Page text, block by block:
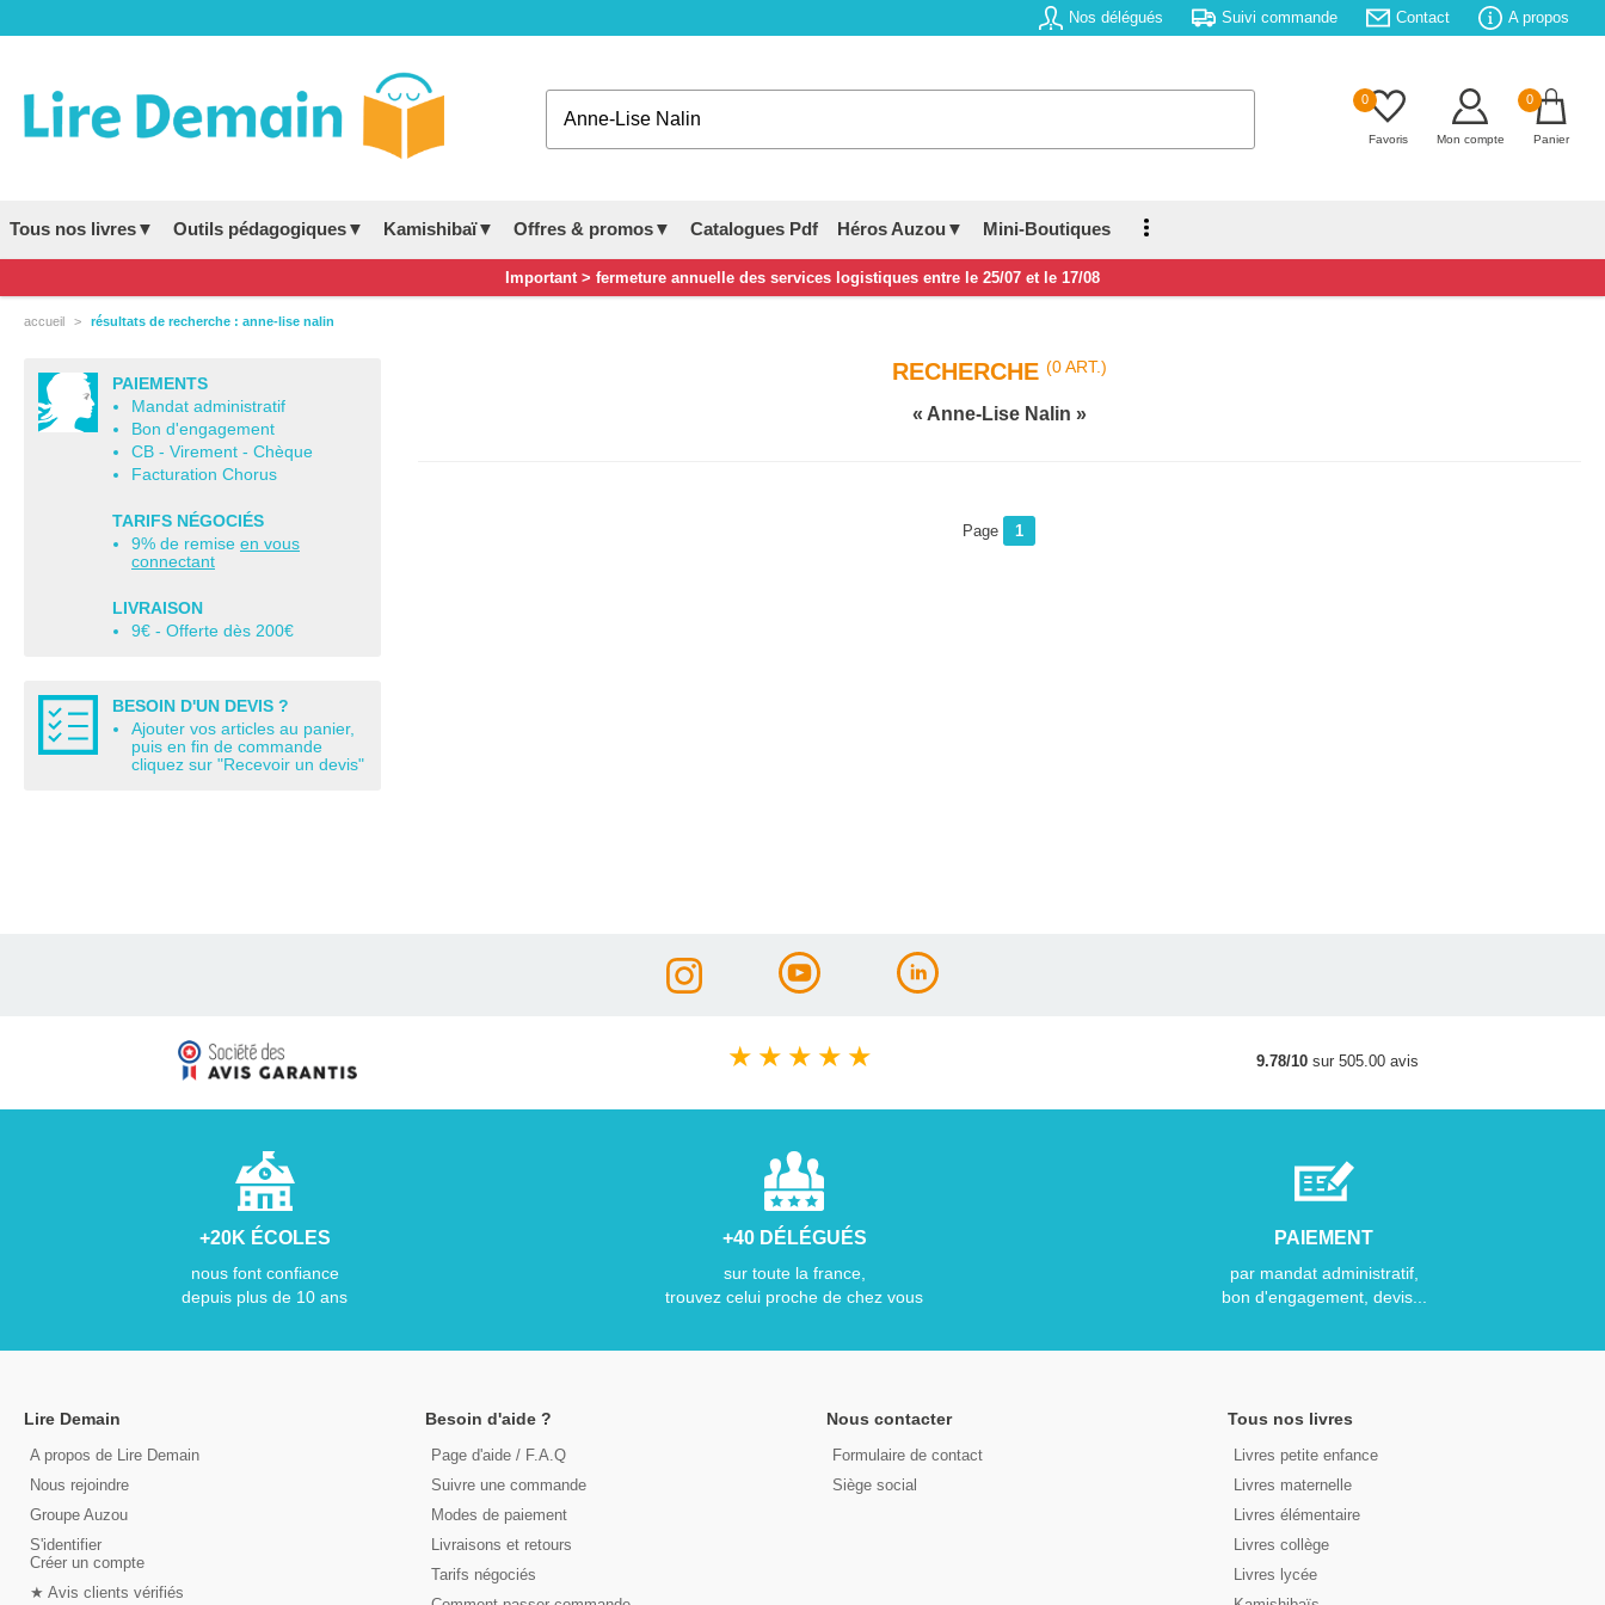
Nos délégués Suivi commande Contact A propos
0
Favoris Mon compte
0
Panier
Tous nos livres▼ Outils pédagogiques▼ Kamishibaï▼ Offres & promos▼ Catalogues Pdf Héros Auzou▼ Mini-Boutiques
Important > fermeture annuelle des services logistiques entre le 25/07 et le 17/08
accueil résultats de recherche : anne-lise nalin
PAIEMENTS
Mandat administratif
Bon d'engagement
CB - Virement - Chèque
Facturation Chorus
TARIFS NÉGOCIÉS
9% de remise en vous
connectant
LIVRAISON
9€ - Offerte dès 200€
BESOIN D'UN DEVIS ?
Ajouter vos articles au panier,
puis en fin de commande
cliquez sur "Recevoir un devis"
RECHERCHE (0 ART.)
Anne-Lise Nalin
Page 1
★ ★ ★ ★ ★ 9.78/10sur 505.00 avis
+20K ÉCOLES
nous font confiance
depuis plus de 10 ans
+40 DÉLÉGUÉS
sur toute la france,
trouvez celui proche de chez vous
PAIEMENT
par mandat administratif,
bon d'engagement, devis...
Lire Demain
A propos de Lire Demain
Nous rejoindre
Groupe Auzou
S'identifier
Créer un compte
★ Avis clients vérifiés
Besoin d'aide ?
Page d'aide / F.A.Q
Suivre une commande
Modes de paiement
Livraisons et retours
Tarifs négociés
Nous contacter
Formulaire de contact
Siège social
Tous nos livres
Livres petite enfance
Livres maternelle
Livres élémentaire
Livres collège
Livres lycée